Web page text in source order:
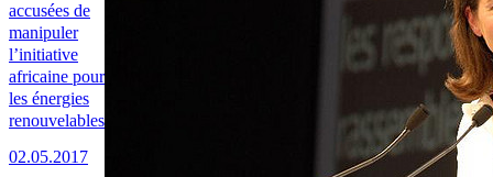
accusées de
manipuler
l’initiative
africaine pour
les énergies
renouvelables
02.05.2017